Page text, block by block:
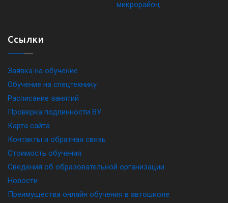
Ссылки
Заявка на обучение
Обучение на спецтехнику
Расписание занятий
Проверка подлинности ВУ
Карта сайта
Контакты и обратная связь
Стоимость обучения
Сведения об образовательной организации
Новости
Преимущества онлайн обучения в автошколе